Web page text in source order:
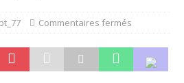
Commentaires fermés